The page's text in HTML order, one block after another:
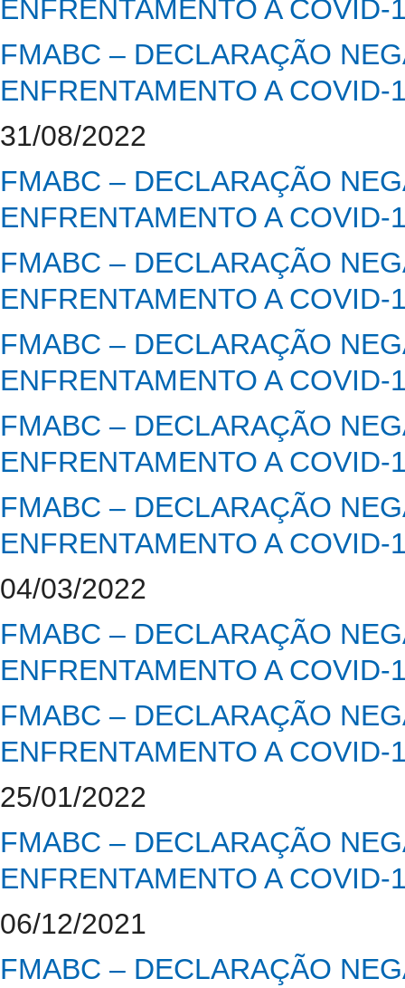
ENFRENTAMENTO A COVID-
FMABC – DECLARAÇÃO
ENFRENTAMENTO A COVID-
31/08/2022
FMABC – DECLARAÇÃO
ENFRENTAMENTO A COVID-
FMABC – DECLARAÇÃO
ENFRENTAMENTO A COVID-
FMABC – DECLARAÇÃO
ENFRENTAMENTO A COVID-
FMABC – DECLARAÇÃO
ENFRENTAMENTO A COVID-
FMABC – DECLARAÇÃO
ENFRENTAMENTO A COVID-
04/03/2022
FMABC – DECLARAÇÃO
ENFRENTAMENTO A COVID-
FMABC – DECLARAÇÃO
ENFRENTAMENTO A COVID-
25/01/2022
FMABC – DECLARAÇÃO
ENFRENTAMENTO A COVID-
06/12/2021
FMABC – DECLARAÇÃO